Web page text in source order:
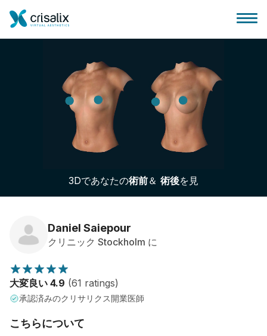
外科医ホーム
3Dビジネスプラットフォーム
サブスクリプションプラン
患者様のレビュー
3Dであなたの術前＆ 術後を見
Daniel Saiepour
クリニック Stockholm に
大変良い 4.9 (61 ratings)
承認済みのクリサリクス開業医師
こちらについて